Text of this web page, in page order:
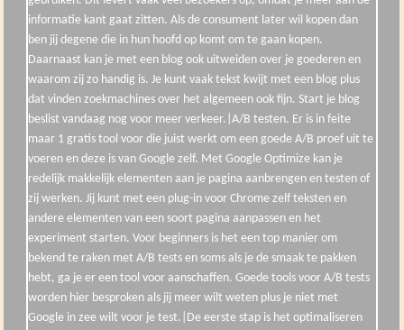
informatie kant gaat zitten. Als de consument later wil kopen dan
ben jij degene die in hun hoofd op komt om te gaan kopen.
Daarnaast kan je met een blog ook uitweiden over je goederen en
waarom zij zo handig is. Je kunt vaak tekst kwijt met een blog plus
dat vinden zoekmachines over het algemeen ook fijn. Start je blog
beslist vandaag nog voor meer verkeer.|A/B testen. Er is in feite
maar 1 gratis tool voor die juist werkt om een goede A/B proef uit te
voeren en deze is van Google zelf. Met Google Optimize kan je
redelijk makkelijk elementen aan je pagina aanbrengen en testen of
zij werken. Jij kunt met een plug-in voor Chrome zelf teksten en
andere elementen van een soort pagina aanpassen en het
experiment starten. Voor beginners is het een top manier om
bekend te raken met A/B tests en soms als je de smaak te pakken
hebt, ga je er een tool voor aanschaffen. Goede tools voor A/B tests
worden hier besproken als jij meer wilt weten plus je niet met
Google in zee wilt voor je test.|De eerste stap is het optimaliseren